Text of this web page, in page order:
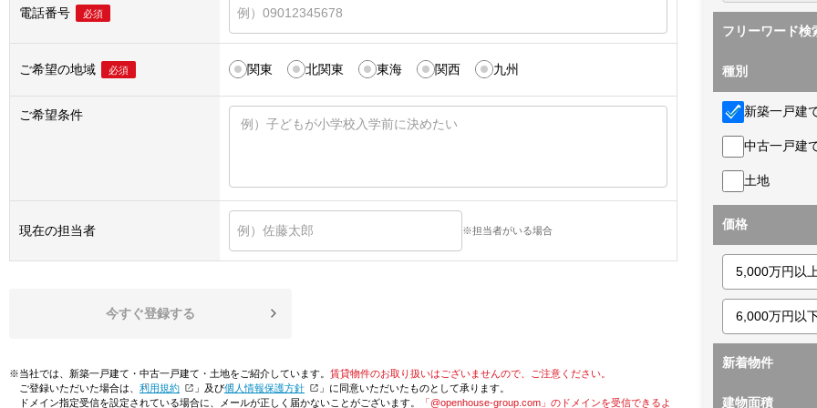
電話番号 必須
ご希望の地域 必須 関東 北関東 東海 関西 九州
ご希望条件
現在の担当者 ※担当者がいる場合
今すぐ登録する
※当社では、新築一戸建て・中古一戸建て・土地をご紹介しています。 賃貸物件のお取り扱いはございませんので、ご注意ください。
ご登録いただいた場合は、「利用規約 」及び「個人情報保護方針
」に同意いただいたものとして承ります。
ドメイン指定受信を設定されている場合に、メールが正しく届かないことがございます。
「@openhouse-group.com」のドメインを受信できるよ
フリーワード検
種別
新築一戸建
中古一戸建
土地
価格
新着物件
建物面積